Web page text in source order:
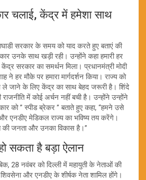
चलाई, केंद्र में हमेशा साथ
सरकार के समय को याद करते हुए बताएं की
उनके साथ खड़ी रही। उन्होंने कहा हमारी हर
सरकार का समर्थन मिला। प्रधानमंत्री मोदी
ने हर मौके पर हमारा मार्गदर्शन किया। राज्य को
ले जाने के लिए केंद्र का साथ बेहद जरूरी है। शिंदे
राजनीति में कोई अर्चन नहीं बची है। उन्होंने उन्होंने
को ” स्पीड ब्रेकर ” बताते हुए कहा, “हमने उसे
एनडीए मेडिकल राज्य का भविष्य तय करेंगे।
की जनता और उनका विकास है।”
सकता है बड़ा ऐलान
28 नवंबर को दिल्ली में महायुती के नेताओं की
और एनडीए के शीर्षक नेता शामिल होंगे।